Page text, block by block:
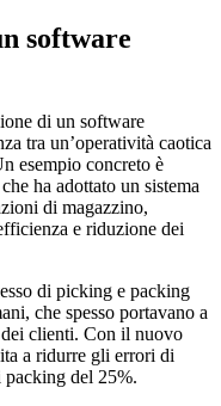
software
di un software
tra un’operatività caotica
esempio concreto è
ha adottato un sistema
di magazzino,
e riduzione dei
di picking e packing
che spesso portavano a
clienti. Con il nuovo
a ridurre gli errori di
del 25%.